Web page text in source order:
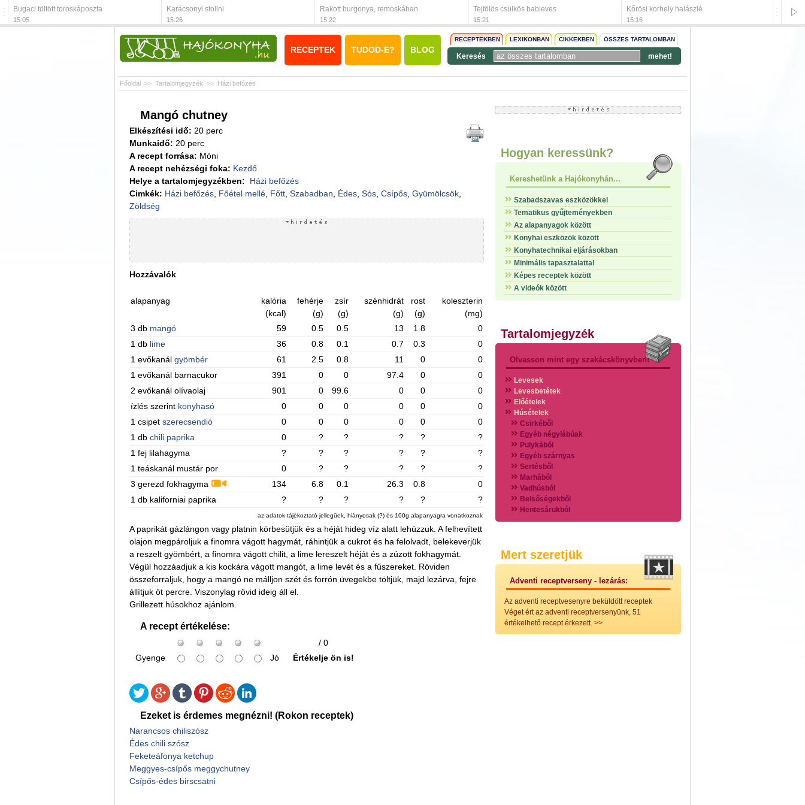
Bugaci töltött toroskáposzta
15:05
Karácsonyi stollni
15:26
Rakott burgonya, remoskában
15:22
Tejfölös csülkös bableves
15:21
Kőrösi korhely halászlé
15:16
Pácolt
RECEPTEK TUDOD-E? BLOG
RECEPTEKBEN LEXIKONBAN CIKKEKBEN ÖSSZES TARTALOMBAN
Keresés mehet!
Főoldal >> Tartalomjegyzék >> Házi befőzés
Mangó chutney
Elkészítési idő: 20 perc
Munkaidő: 20 perc
A recept forrása: Móni
A recept nehézségi foka: Kezdő
Helye a tartalomjegyzékben:
Házi befőzés
Cimkék: Házi befőzés, Főétel mellé, Főtt, Szabadban Édes, Sós, Csípős, Gyümölcsök,
Zöldség
Hozzávalók
alapanyag
kalória
(kcal)
fehérje
(g)
zsír
(g)
szénhidrát
(g)
rost
(g)
koleszterin
(mg)
3 db mangó 59 0.5 0.5 13 1.8
0
1 db lime 36 0.8 0.1 0.7 0.3
0
1 evőkanál gyömbér 61 2.5 0.8 11 0
0
1 evőkanál barnacukor
391 0 0 97.4 0
0
2 evőkanál olívaolaj
901 0 99.6 0 0
0
ízlés szerint konyhasó 0 0 0 0 0
0
1 csipet szerecsendió 0 0 0 0 0
0
1 db chili paprika 0 ? ? ? ?
?
1 fej lilahagyma
? ? ? ? ?
?
1 teáskanál mustár por
0 ? ? ? ?
?
3 gerezd fokhagyma
134 6.8 0.1 26.3 0.8
0
1 db kaliforniai paprika
? ? ? ? ? ?
az adatok tájékoztató jellegűek, hiányosak (?) és 100g alapanyagra vonatkoznak
A paprikát gázlángon vagy platnin körbesütjük és a héját hideg víz alatt lehúzzuk. A felhevített
olajon megpároljuk a finomra vágott hagymát, ráhintjük a cukrot és ha felolvadt, belekeverjük
a reszelt gyömbért, a finomra vágott chilit, a lime lereszelt héját és a zúzott fokhagymát.
Végül hozzáadjuk a kis kockára vágott mangót, a lime levét és a fűszereket. Röviden
összeforraljuk, hogy a mangó ne málljon szét és forrón üvegekbe töltjük, majd lezárva, fejre
állítjuk öt percre. Viszonylag rövid ideig áll el.
Grillezett húsokhoz ajánlom.
A recept értékelése:
/ 0
Gyenge
Jó Értékelje ön is!
Ezeket is érdemes megnézni! (Rokon receptek)
Narancsos chiliszósz
Édes chili szósz
Feketeáfonya ketchup
Meggyes-csípős meggychutney
Csípős-édes birscsatni
Hogyan keressünk?
Kereshetünk a Hajókonyhán...
Szabadszavas eszközökkel
Tematikus gyűjteményekben
Az alapanyagok között
Konyhai eszközök között
Konyhatechnikai eljárásokban
Minimális tapasztalattal
Képes receptek között
A videók között
Tartalomjegyzék
Olvasson mint egy szakácskönyvben!
Levesek
Levesbetétek
Előételek
Húsételek
Csirkéből
Egyéb négylábúak
Pulykából
Egyéb szárnyas
Sertésből
Marhából
Vadhúsból
Belsőségekből
Hentesárukból
Vadszárnyasokból
Halak
Hidegvérűek
Klasszikus főzelékek
Zöldséges ételek
Saláták
Hidegkonyhai készítmények
Mert szeretjük
Adventi receptverseny - lezárás:
Az adventi receptvesenyre beküldött receptek
Véget ért az adventi receptversenyünk, 51
értékelhető recept érkezett.>>